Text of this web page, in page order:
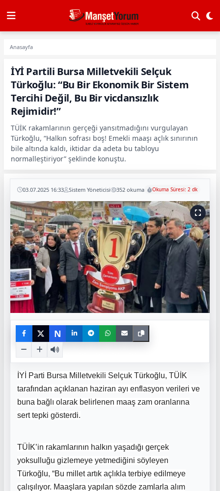
Anasayfa
İYİ Partili Bursa Milletvekili Selçuk
Türkoğlu: “Bu Bir Ekonomik Bir Sistem
Tercihi Değil, Bu Bir vicdansızlık
Rejimidir!”
TÜİK rakamlarının gerçeği yansıtmadığını vurgulayan
Türkoğlu, “Halkın sofrası boş! Emekli maaşı açlık sınırının
bile altında kaldı, iktidar da adeta bu tabloyu
normalleştiriyor” şeklinde konuştu.
03.07.2025 16:33 Sistem Yöneticisi 352 okuma Okuma Süresi: 2 dk
N
İYİ Parti Bursa Milletvekili Selçuk Türkoğlu, TÜİK
tarafından açıklanan haziran ayı enflasyon verileri ve
buna bağlı olarak belirlenen maaş zam oranlarına
sert tepki gösterdi.
TÜİK’in rakamlarının halkın yaşadığı gerçek
yoksulluğu gizlemeye yetmediğini söyleyen
Türkoğlu, “Bu millet artık açlıkla terbiye edilmeye
çalışılıyor. Maaşlara yapılan sözde zamlarla alım